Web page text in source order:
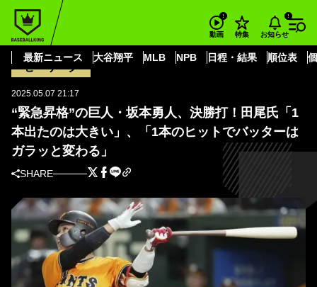
動画 特集 お知らせ
最新ニュース 大谷翔平 MLB NPB 日程・結果 順位表
BASEBALL KING
坂本 勇人
“緊急昇格”の巨人・坂本勇人、決勝打！田尾氏「1本出たのは大きい」、「1
本のヒットでバッターはガラッと変わる」
セ・リーグ
2025.05.07 21:17
“緊急昇格”の巨人・坂本勇人、決勝打！田尾氏「1
本出たのは大きい」、「1本のヒットでバッターは
ガラッと変わる」
SHARE